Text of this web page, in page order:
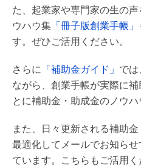
た、起業家や専門家の生の
ウハウ集 「冊子版創業手帳」
す。ぜひご活用ください。
さらに 「補助金ガイド」 では
ながら、創業手帳が実際に
とに補助金・助成金のノウハ
また、日々更新される補助
最適化してメールでお知らせ
ています。こちらもご活用く